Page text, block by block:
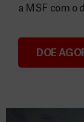
a MSF com o
DOE